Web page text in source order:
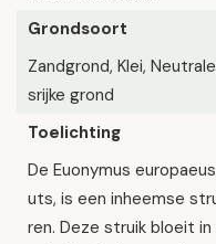
Grondsoort
Zandgrond, Klei,
srijke grond
Toelichting
De Euonymus
uts, is een inheemse
ren. Deze struik bloeit